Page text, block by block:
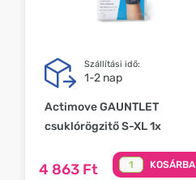
Szállítási idő:
1-2 nap
Actimove GAUNTLET
csuklórögzitő S-XL 1x
4 863 Ft KOSÁRBA